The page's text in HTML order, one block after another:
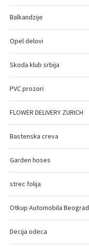
Balkandzije
Opel delovi
Skoda klub srbija
PVC prozori
FLOWER DELIVERY ZURICH
Bastenska creva
Garden hoses
strec folija
Otkup Automobila Beograd
Decija odeca